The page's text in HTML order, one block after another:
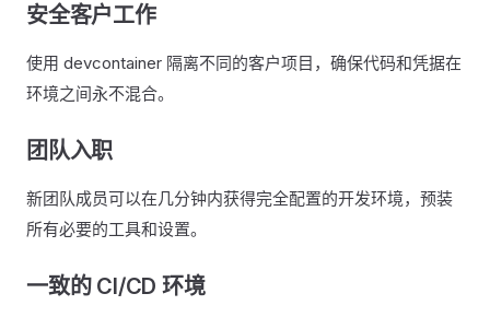
安全客户工作
使用 devcontainer 隔离不同的客户项目，确保代码和凭据在
环境之间永不混合。
团队入职
新团队成员可以在几分钟内获得完全配置的开发环境，预装
所有必要的工具和设置。
一致的 CI/CD 环境